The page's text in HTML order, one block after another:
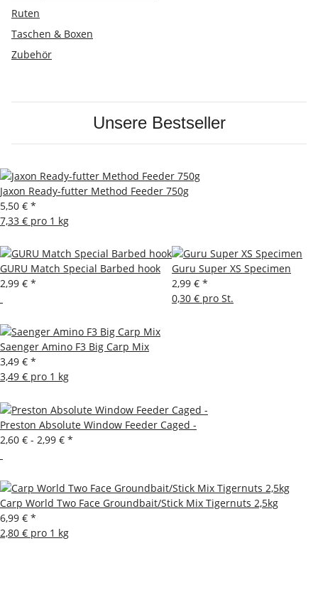
Ruten
Taschen & Boxen
Zubehör
Unsere Bestseller
Jaxon Ready-futter Method Feeder 750g
5,50 € *
7,33 € pro 1 kg
GURU Match Special Barbed hook
2,99 € *
Guru Super XS Specimen
2,99 € *
0,30 € pro St.
Saenger Amino F3 Big Carp Mix
3,49 € *
3,49 € pro 1 kg
Preston Absolute Window Feeder Caged -
2,60 € - 2,99 € *
Carp World Two Face Groundbait/Stick Mix Tigernuts 2,5kg
6,99 € *
2,80 € pro 1 kg